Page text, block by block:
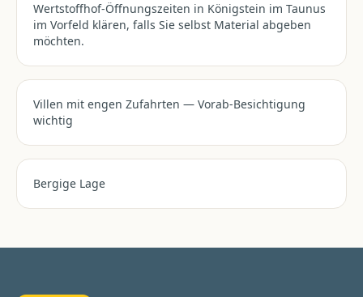
Wertstoffhof-Öffnungszeiten in Königstein im Taunus
im Vorfeld klären, falls Sie selbst Material abgeben
möchten.
Villen mit engen Zufahrten — Vorab-Besichtigung
wichtig
Bergige Lage